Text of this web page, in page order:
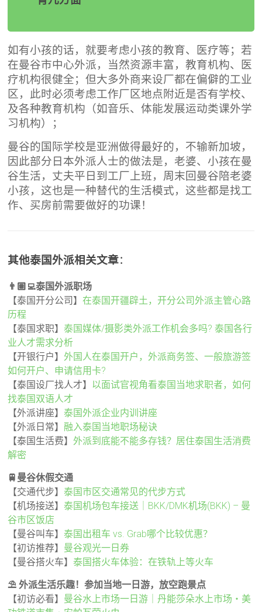
如有小孩的话，就要考虑小孩的教育、医疗等；若
在曼谷市中心外派，当然资源丰富，教育机构、医
疗机构很健全；但大多外商来设厂都在偏僻的工业
区，此时必须考虑工作厂区地点附近是否有学校、
及各种教育机构（如音乐、体能发展运动类课外学
习机构）；
曼谷的国际学校是亚洲做得最好的，不输新加坡，
因此部分日本外派人士的做法是，老婆、小孩在曼
谷生活，丈夫平日到工厂上班，周末回曼谷陪老婆
小孩，这也是一种替代的生活模式，这些都是找工
作、买房前需要做好的功课！
其他泰国外派相关文章：
👨🏽‍💻泰国外派职场
【泰国开分公司】在泰国开疆辟土，开分公司外派主管心路
历程
【泰国求职】泰国媒体/摄影类外派工作机会多吗? 泰国各行
业人才需求分析
【开银行户】外国人在泰国开户，外派商务签、一般旅游签
如何开户、申请信用卡?
【泰国设厂找人才】 以面试官视角看泰国当地求职者，如何
找泰国双语人才
【外派讲座】泰国外派企业内训讲座
【外派日常】 融入泰国当地职场秘诀
【泰国生活费】外派到底能不能多存钱？居住泰国生活消费
解密
🚆曼谷休假交通
【交通代步】泰国市区交通常见的代步方式
【机场接送】泰国机场包车接送｜BKK/DMK机场(BKK) – 曼
谷市区饭店
【曼谷叫车】泰国出租车 vs. Grab哪个比较优惠？
【初访推荐】 曼谷观光一日券
【曼谷搭火车】泰国搭火车体验：在铁轨上等火车
⛱️ 外派生活乐趣！参加当地一日游，放空跑景点
【初访必看】 曼谷水上市场一日游｜丹能莎朵水上市场・美